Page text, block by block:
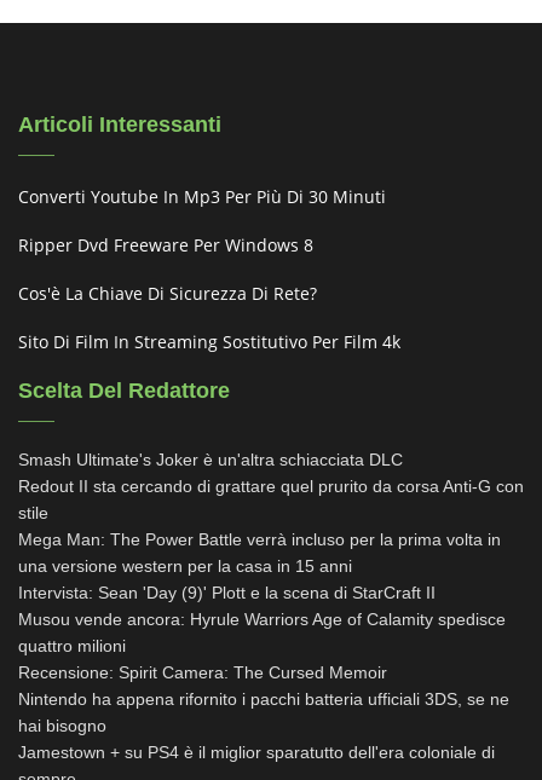
Articoli Interessanti
Converti Youtube In Mp3 Per Più Di 30 Minuti
Ripper Dvd Freeware Per Windows 8
Cos'è La Chiave Di Sicurezza Di Rete?
Sito Di Film In Streaming Sostitutivo Per Film 4k
Scelta Del Redattore
Smash Ultimate's Joker è un'altra schiacciata DLC
Redout II sta cercando di grattare quel prurito da corsa Anti-G con
stile
Mega Man: The Power Battle verrà incluso per la prima volta in
una versione western per la casa in 15 anni
Intervista: Sean 'Day (9)' Plott e la scena di StarCraft II
Musou vende ancora: Hyrule Warriors Age of Calamity spedisce
quattro milioni
Recensione: Spirit Camera: The Cursed Memoir
Nintendo ha appena rifornito i pacchi batteria ufficiali 3DS, se ne
hai bisogno
Jamestown + su PS4 è il miglior sparatutto dell'era coloniale di